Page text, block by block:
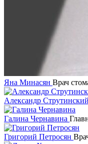
Яна Минасян Врач
Александр Струтинский
Галина Чернавина
Григорий Петросян